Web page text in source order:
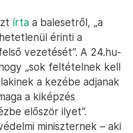
írta a balesetről, „a
érinti a
vezetését”. A 24.hu-
„sok feltételnek kell
a kezébe adjanak
a kiképzés
először ilyet”.
miniszternek – aki